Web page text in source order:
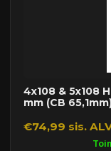
4x108 & 5x108
mm (CB
€74,99 sis.